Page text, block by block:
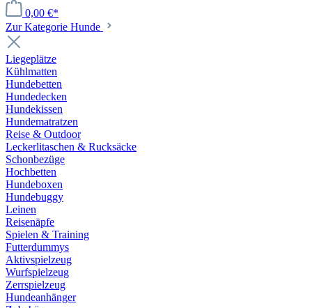
0,00 €*
Zur Kategorie Hunde
Liegeplätze
Kühlmatten
Hundebetten
Hundedecken
Hundekissen
Hundematratzen
Reise & Outdoor
Leckerlitaschen & Rucksäcke
Schonbezüge
Hochbetten
Hundeboxen
Hundebuggy
Leinen
Reisenäpfe
Spielen & Training
Futterdummys
Aktivspielzeug
Wurfspielzeug
Zerrspielzeug
Hundeanhänger